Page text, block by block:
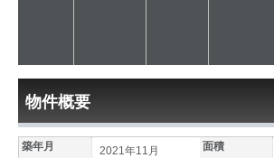
物件概要
築年月 2021年11月 面積